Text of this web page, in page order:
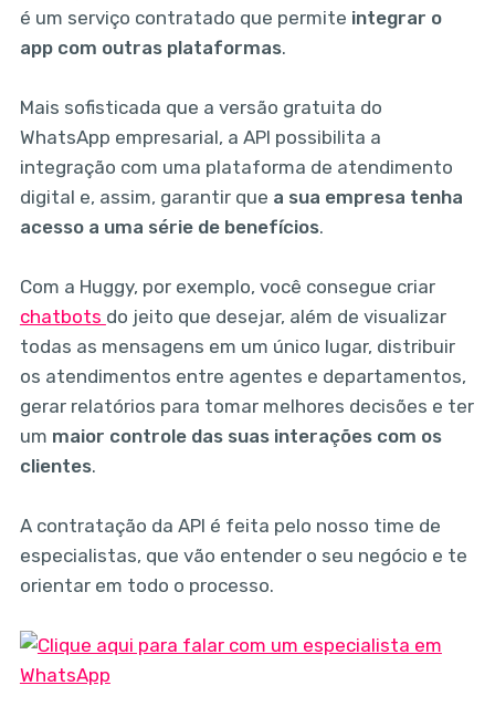
é um serviço contratado que permite integrar o
app com outras plataformas.
Mais sofisticada que a versão gratuita do
WhatsApp empresarial, a API possibilita a
integração com uma plataforma de atendimento
digital e, assim, garantir que a sua empresa tenha
acesso a uma série de benefícios.
Com a Huggy, por exemplo, você consegue criar
chatbots do jeito que desejar, além de visualizar
todas as mensagens em um único lugar, distribuir
os atendimentos entre agentes e departamentos,
gerar relatórios para tomar melhores decisões e ter
um maior controle das suas interações com os
clientes.
A contratação da API é feita pelo nosso time de
especialistas, que vão entender o seu negócio e te
orientar em todo o processo.